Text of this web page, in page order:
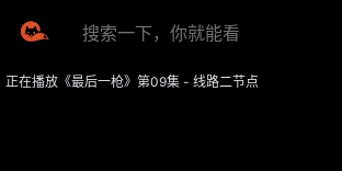
正在播放《最后一枪》第09集 - 线路二节点